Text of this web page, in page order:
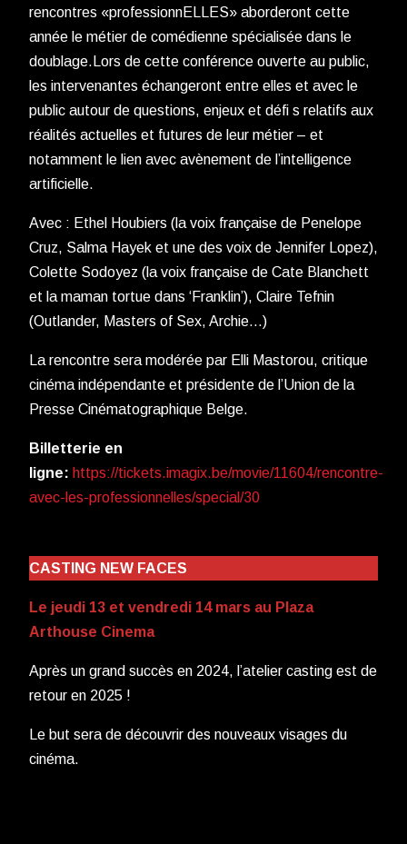
rencontres «professionnELLES» aborderont cette
année le métier de comédienne spécialisée dans le
doublage.Lors de cette conférence ouverte au public,
les intervenantes échangeront entre elles et avec le
public autour de questions, enjeux et défi s relatifs aux
réalités actuelles et futures de leur métier – et
notamment le lien avec avènement de l’intelligence
artificielle.
Avec : Ethel Houbiers (la voix française de Penelope
Cruz, Salma Hayek et une des voix de Jennifer Lopez),
Colette Sodoyez (la voix française de Cate Blanchett
et la maman tortue dans ‘Franklin’), Claire Tefnin
(Outlander, Masters of Sex, Archie…)
La rencontre sera modérée par Elli Mastorou, critique
cinéma indépendante et présidente de l’Union de la
Presse Cinématographique Belge.
Billetterie en
ligne: https://tickets.imagix.be/movie/11604/rencontre-
avec-les-professionnelles/special/30
CASTING NEW FACES
Le jeudi 13 et vendredi 14 mars au Plaza
Arthouse Cinema
Après un grand succès en 2024, l’atelier casting est de
retour en 2025 !
Le but sera de découvrir des nouveaux visages du
cinéma.